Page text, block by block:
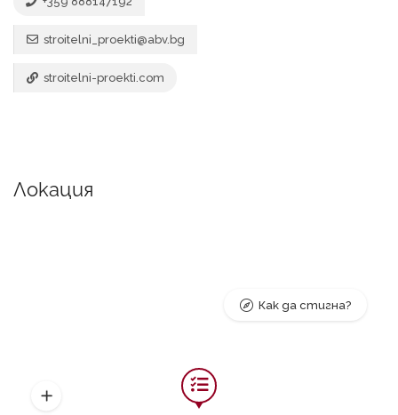
stroitelni_proekti@abv.bg
stroitelni-proekti.com
Локация
Как да стигна?